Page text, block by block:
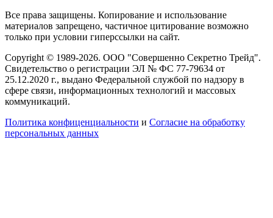
Все права защищены. Копирование и использование
материалов запрещено, частичное цитирование возможно
только при условии гиперссылки на сайт.
Copyright © 1989-2026. ООО "Совершенно Секретно Трейд".
Свидетельство о регистрации ЭЛ № ФС 77-79634 от
25.12.2020 г., выдано Федеральной службой по надзору в
сфере связи, информационных технологий и массовых
коммуникаций.
Политика конфиценциальности и Согласие на обработку
персональных данных